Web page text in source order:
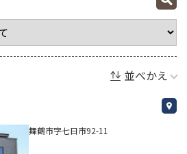
並べかえ
舞鶴市字七日市92-11